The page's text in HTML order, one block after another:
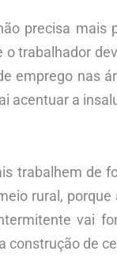
precisa
o trabalhador
emprego nas
acentuar a
trabalhem de
rural,
vai
construção de